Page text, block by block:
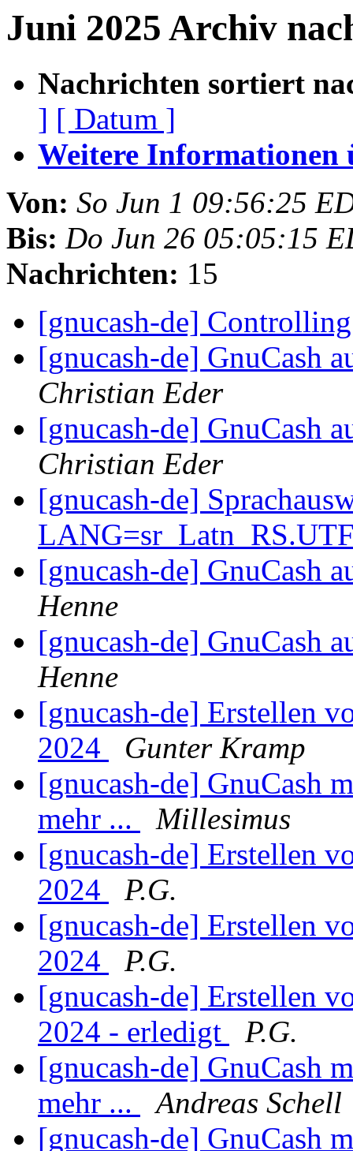
Juni 2025 Archiv
Nachrichten sortiert
] [ Datum ]
Weitere Informationen
Von: So Jun 1 09:56:25
Bis: Do Jun 26 05:05:15
Nachrichten: 15
[gnucash-de]
[gnucash-de] GnuCash
Christian Eder
[gnucash-de] GnuCash
Christian Eder
[gnucash-de]
[gnucash-de] GnuCash
Henne
[gnucash-de] GnuCash
Henne
[gnucash-de] Erstellen
2024
Gunter Kramp
[gnucash-de] GnuCash
mehr ...
Millesimus
[gnucash-de] Erstellen
2024
P.G.
[gnucash-de] Erstellen
2024
P.G.
[gnucash-de] Erstellen
2024 - erledigt
P.G.
[gnucash-de] GnuCash
mehr ...
Andreas Schell
[gnucash-de] GnuCash